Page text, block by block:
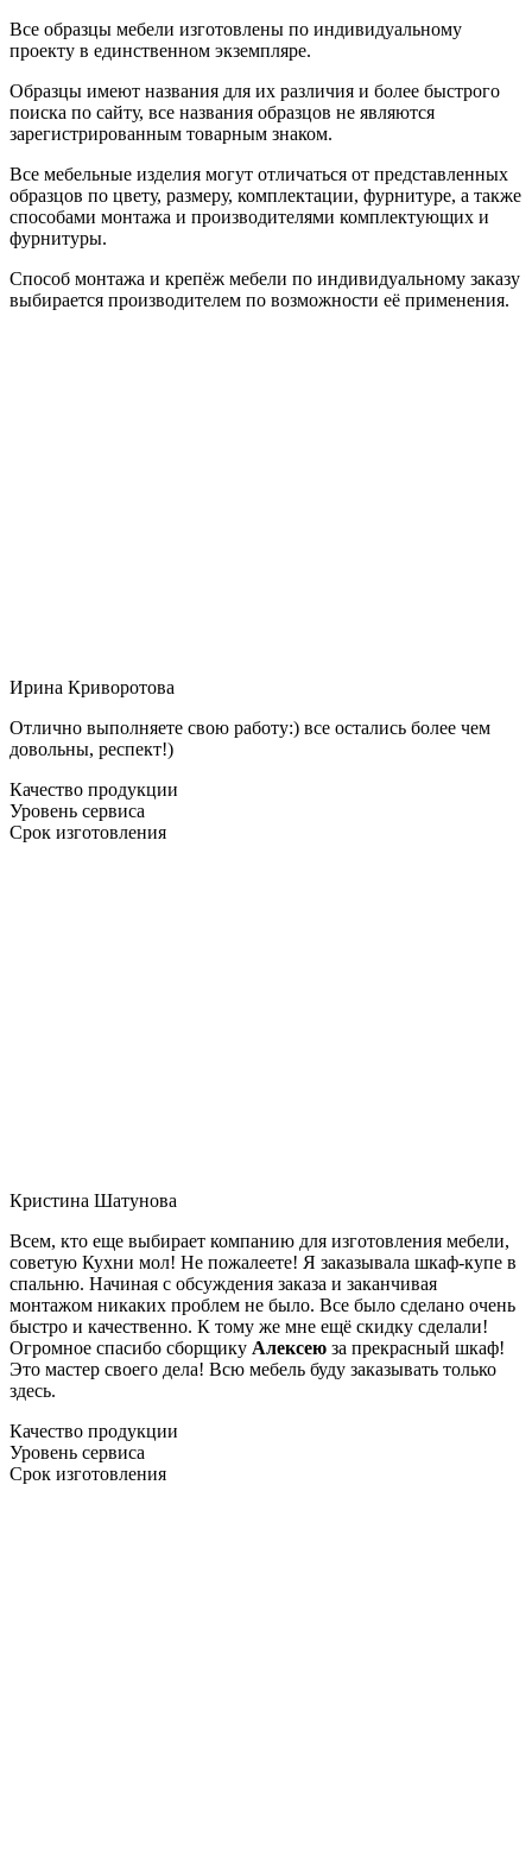
Все образцы мебели изготовлены по индивидуальному
проекту в единственном экземпляре.
Образцы имеют названия для их различия и более быстрого
поиска по сайту, все названия образцов не являются
зарегистрированным товарным знаком.
Все мебельные изделия могут отличаться от представленных
образцов по цвету, размеру, комплектации, фурнитуре, а также
способами монтажа и производителями комплектующих и
фурнитуры.
Способ монтажа и крепёж мебели по индивидуальному заказу
выбирается производителем по возможности её применения.
Ирина Криворотова
Отлично выполняете свою работу:) все остались более чем
довольны, респект!)
Качество продукции
Уровень сервиса
Срок изготовления
Кристина Шатунова
Всем, кто еще выбирает компанию для изготовления мебели,
советую Кухни мол! Не пожалеете! Я заказывала шкаф-купе в
спальню. Начиная с обсуждения заказа и заканчивая
монтажом никаких проблем не было. Все было сделано очень
быстро и качественно. К тому же мне ещё скидку сделали!
Огромное спасибо сборщику Алексею за прекрасный шкаф!
Это мастер своего дела! Всю мебель буду заказывать только
здесь.
Качество продукции
Уровень сервиса
Срок изготовления